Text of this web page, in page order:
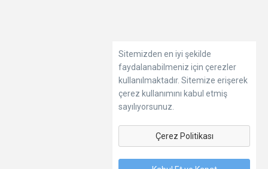
Sitemizden en iyi şekilde
faydalanabilmeniz için çerezler
kullanılmaktadır. Sitemize erişerek
çerez kullanımını kabul etmiş
sayılıyorsunuz.
Çerez Politikası